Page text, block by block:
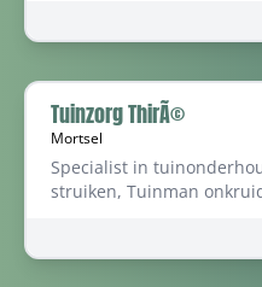
Tuinzorg ThirÃ©
Mortsel
Specialist in
struiken, Tuinman